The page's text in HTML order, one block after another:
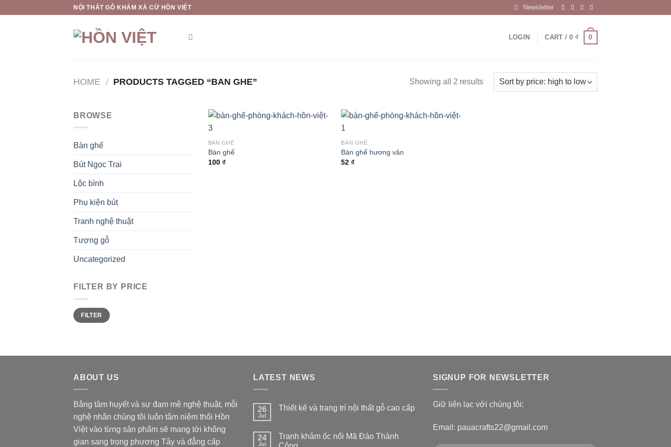
NỘI THẤT GỖ KHẢM XÀ CỪ HỒN VIỆT Newsletter
LOGIN CART /0 ₫ 0
HOME / PRODUCTS TAGGED “BAN GHE” Showing all 2 results
BROWSE
Bàn ghế
Bút Ngọc Trai
Lộc bình
Phụ kiện bút
Tranh nghệ thuật
Tượng gỗ
Uncategorized
FILTER BY PRICE
Min
price
Max
priceFILTER
BÀN GHẾ
Bàn ghế
100 ₫
BÀN GHẾ
Bàn ghế hương vân
52₫
ABOUT US
Bằng tâm huyết và sự đam mê nghệ thuật, mỗi
nghệ nhân chúng tôi luôn tâm niệm thổi Hồn
Việt vào từng sản phẩm sẽ mang tới không
gian sang trọng phương Tây và đẳng cấp
LATEST NEWS
26
Jul
Thiết kế và trang trí nội thất gỗ cao cấp
24
Jul
Tranh khảm ốc nổi Mã Đáo Thành
SIGNUP FOR NEWSLETTER
Giữ liên lạc với chúng tôi:
Email: pauacrafts22@gmail.com